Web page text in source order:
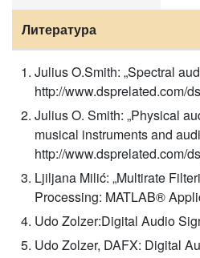
Литература
Julius O.Smith: „Spectral
http://www.dsprelated.com/
Julius O. Smith: „Physical
musical instruments and
http://www.dsprelated.com/
Ljiljana Milić: „Multirate
Processing: MATLAB®
Udo Zolzer:Digital Audio
Udo Zolzer, DAFX: Digital